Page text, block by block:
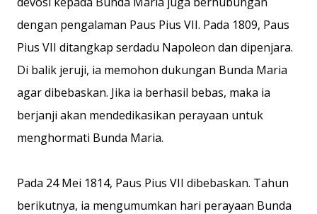
dengan pengalaman Paus Pius VII. Pada 1809, Paus
Pius VII ditangkap serdadu Napoleon dan dipenjara.
Di balik jeruji, ia memohon dukungan Bunda Maria
agar dibebaskan. Jika ia berhasil bebas, maka ia
berjanji akan mendedikasikan perayaan untuk
menghormati Bunda Maria.
Pada 24 Mei 1814, Paus Pius VII dibebaskan. Tahun
berikutnya, ia mengumumkan hari perayaan Bunda